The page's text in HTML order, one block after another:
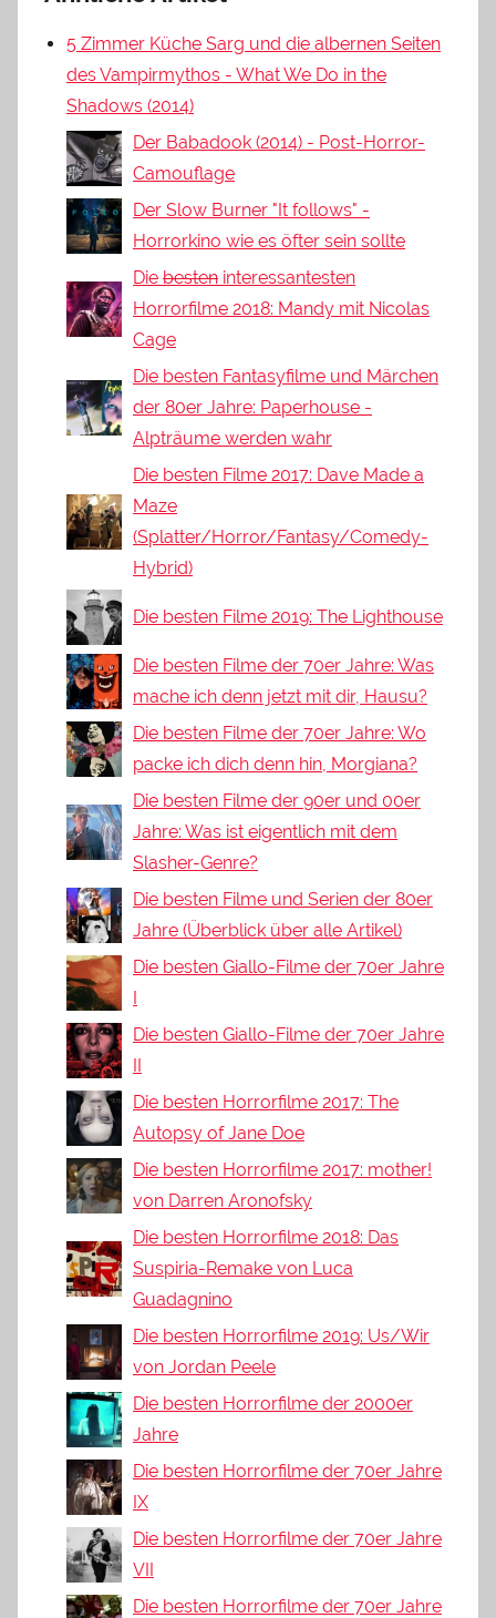
5 Zimmer Küche Sarg und die albernen Seiten
des Vampirmythos - What We Do in the
Shadows (2014)
Der Babadook (2014) - Post-Horror-
Camouflage
Der Slow Burner "It follows" -
Horrorkino wie es öfter sein sollte
Die besten interessantesten
Horrorfilme 2018: Mandy mit Nicolas
Cage
Die besten Fantasyfilme und Märchen
der 80er Jahre: Paperhouse -
Alpträume werden wahr
Die besten Filme 2017: Dave Made a
Maze
(Splatter/Horror/Fantasy/Comedy-
Hybrid)
Die besten Filme 2019: The Lighthouse
Die besten Filme der 70er Jahre: Was
mache ich denn jetzt mit dir, Hausu?
Die besten Filme der 70er Jahre: Wo
packe ich dich denn hin, Morgiana?
Die besten Filme der 90er und 00er
Jahre: Was ist eigentlich mit dem
Slasher-Genre?
Die besten Filme und Serien der 80er
Jahre (Überblick über alle Artikel)
Die besten Giallo-Filme der 70er Jahre
I
Die besten Giallo-Filme der 70er Jahre
II
Die besten Horrorfilme 2017: The
Autopsy of Jane Doe
Die besten Horrorfilme 2017: mother!
von Darren Aronofsky
Die besten Horrorfilme 2018: Das
Suspiria-Remake von Luca
Guadagnino
Die besten Horrorfilme 2019: Us/Wir
von Jordan Peele
Die besten Horrorfilme der 2000er
Jahre
Die besten Horrorfilme der 70er Jahre
IX
Die besten Horrorfilme der 70er Jahre
VII
Die besten Horrorfilme der 70er Jahre